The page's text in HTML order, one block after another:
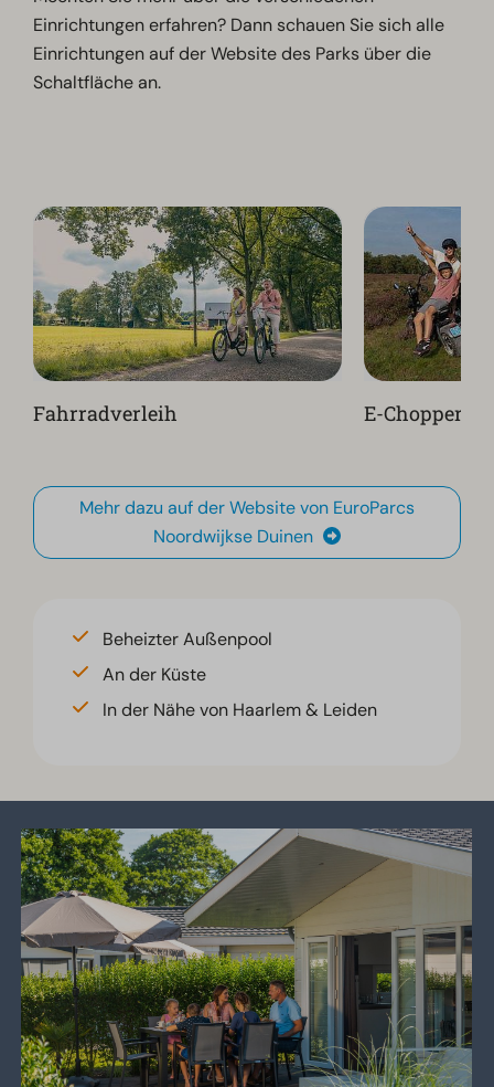
Einrichtungen erfahren? Dann schauen Sie sich alle
Einrichtungen auf der Website des Parks über die
Schaltfläche an.
Fahrradverleih E-Chopper-
Mehr dazu auf der Website von EuroParcs
Noordwijkse Duinen
Beheizter Außenpool
An der Küste
In der Nähe von Haarlem & Leiden